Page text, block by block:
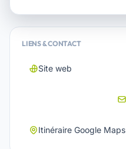
LIENS & CONTACT
Site web
Itinéraire Google Maps